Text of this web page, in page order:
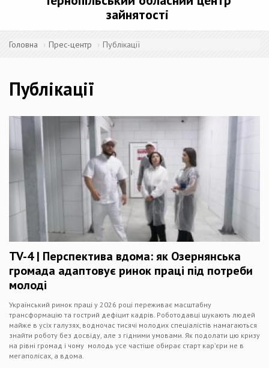
зайнятості
Головна Прес-центр Публікації
Публікації
TV-4 | Перспектива вдома: як Озернянська
громада адаптовує ринок праці під потреби
молоді
Український ринок праці у 2026 році переживає масштабну
трансформацію та гострий дефіцит кадрів. Роботодавці шукають людей
майже в усіх галузях, водночас тисячі молодих спеціалістів намагаються
знайти роботу без досвіду, але з гідними умовами. Як подолати цю кризу
на рівні громад і чому молодь усе частіше обирає старт кар’єри не в
мегаполісах, а вдома.